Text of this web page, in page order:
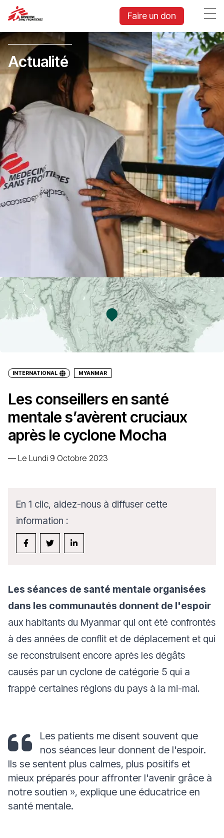
Faire un don
Actualité
INTERNATIONAL MYANMAR
Les conseillers en santé
mentale s’avèrent cruciaux
après le cyclone Mocha
— Le Lundi 9 Octobre 2023
En 1 clic, aidez-nous à diffuser cette
information :
Les séances de santé mentale organisées
dans les communautés donnent de l'espoir
aux habitants du Myanmar qui ont été confrontés
à des années de conflit et de déplacement et qui
se reconstruisent encore après les dégâts
causés par un cyclone de catégorie 5 qui a
frappé certaines régions du pays à la mi-mai.
Les patients me disent souvent que
nos séances leur donnent de l'espoir.
Ils se sentent plus calmes, plus positifs et
mieux préparés pour affronter l'avenir grâce à
notre soutien », explique une éducatrice en
santé mentale.